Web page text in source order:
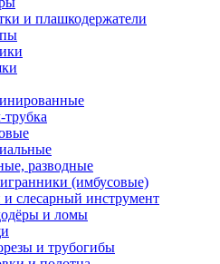
и плашкодержатели
разводные
(имбусовые)
слесарный инструмент
и ломы
и трубогибы